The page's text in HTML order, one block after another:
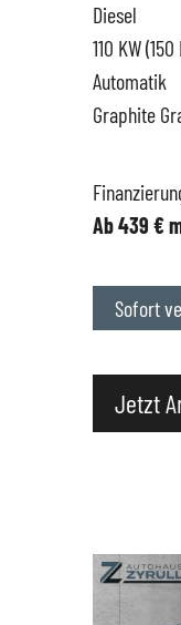
VW
VW
News
Karriere
Diesel
110 KW (150
Automatik
Graphite
Ab 439 €
Sofort
Jetzt